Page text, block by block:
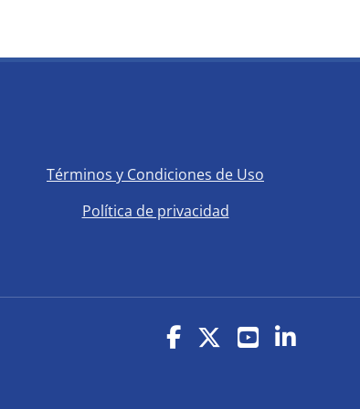
Términos y Condiciones de Uso
Política de privacidad
(opens in new
(opens in new window)
(opens in
(opens